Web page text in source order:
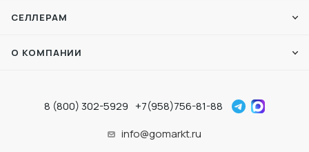
СЕЛЛЕРАМ
О КОМПАНИИ
8 (800) 302-5929 +7(958)756-81-88
info@gomarkt.ru